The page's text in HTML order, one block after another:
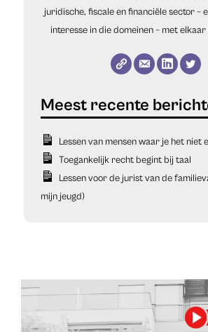
juridische, fiscale en financiële sector –
interesse in die domeinen – met
Lessen van mensen waar je het niet
Toegankelijk recht begint bij taal
Lessen voor de jurist van de
mijn jeugd)